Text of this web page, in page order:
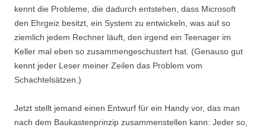
kennt die Probleme, die dadurch entstehen, dass Microsoft
den Ehrgeiz besitzt, ein System zu entwickeln, was auf so
ziemlich jedem Rechner läuft, den irgend ein Teenager im
Keller mal eben so zusammengeschustert hat. (Genauso gut
kennt jeder Leser meiner Zeilen das Problem vom
Schachtelsätzen.)
Jetzt stellt jemand einen Entwurf für ein Handy vor, das man
nach dem Baukastenprinzip zusammenstellen kann: Jeder so,